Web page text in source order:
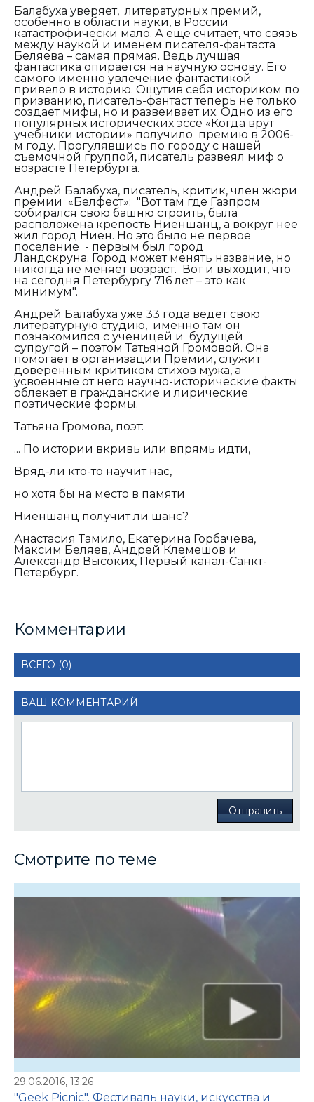
Балабуха уверяет, литературных премий,
особенно в области науки, в России
катастрофически мало. А еще считает, что связь
между наукой и именем писателя-фантаста
Беляева – самая прямая. Ведь лучшая
фантастика опирается на научную основу. Его
самого именно увлечение фантастикой
привело в историю. Ощутив себя историком по
призванию, писатель-фантаст теперь не только
создает мифы, но и развеивает их. Одно из его
популярных исторических эссе «Когда врут
учебники истории» получило премию в 2006-
м году. Прогулявшись по городу с нашей
съемочной группой, писатель развеял миф о
возрасте Петербурга.
Андрей Балабуха, писатель, критик, член жюри
премии «Белфест»: "Вот там где Газпром
собирался свою башню строить, была
расположена крепость Ниеншанц, а вокруг нее
жил город Ниен. Но это было не первое
поселение - первым был город
Ландскруна. Город может менять название, но
никогда не меняет возраст. Вот и выходит, что
на сегодня Петербургу 716 лет – это как
минимум".
Андрей Балабуха уже 33 года ведет свою
литературную студию, именно там он
познакомился с ученицей и будущей
супругой – поэтом Татьяной Громовой. Она
помогает в организации Премии, служит
доверенным критиком стихов мужа, а
усвоенные от него научно-исторические факты
облекает в гражданские и лирические
поэтические формы.
Татьяна Громова, поэт:
... По истории вкривь или впрямь идти,
Вряд-ли кто-то научит нас,
но хотя бы на место в памяти
Ниеншанц получит ли шанс?
Анастасия Тамило, Екатерина Горбачева,
Максим Беляев, Андрей Клемешов и
Александр Высоких, Первый канал-Санкт-
Петербург.
Комментарии
ВСЕГО (0)
ВАШ КОММЕНТАРИЙ
Отправить
Смотрите по теме
29.06.2016, 13:26
"Geek Picnic". Фестиваль науки, искусства и